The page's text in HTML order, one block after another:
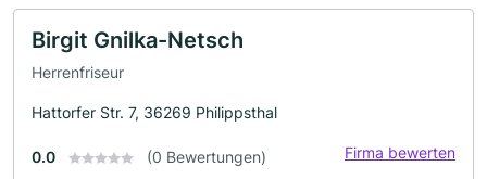
Birgit Gnilka-Netsch
Herrenfriseur
Hattorfer Str. 7, 36269 Philippsthal
0.0 (0 Bewertungen) Firma bewerten